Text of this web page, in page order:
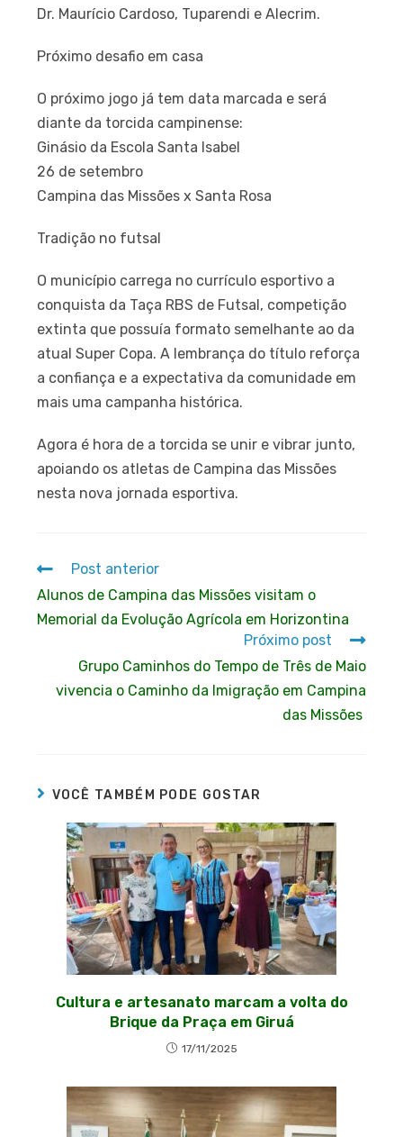
Dr. Maurício Cardoso, Tuparendi e Alecrim.
Próximo desafio em casa
O próximo jogo já tem data marcada e será
diante da torcida campinense:
Ginásio da Escola Santa Isabel
26 de setembro
Campina das Missões x Santa Rosa
Tradição no futsal
O município carrega no currículo esportivo a
conquista da Taça RBS de Futsal, competição
extinta que possuía formato semelhante ao da
atual Super Copa. A lembrança do título reforça
a confiança e a expectativa da comunidade em
mais uma campanha histórica.
Agora é hora de a torcida se unir e vibrar junto,
apoiando os atletas de Campina das Missões
nesta nova jornada esportiva.
Post anterior
Alunos de Campina das Missões visitam o
Memorial da Evolução Agrícola em Horizontina
Próximo post
Grupo Caminhos do Tempo de Três de Maio
vivencia o Caminho da Imigração em Campina
das Missões
VOCÊ TAMBÉM PODE GOSTAR
Cultura e artesanato marcam a volta do
Brique da Praça em Giruá
17/11/2025